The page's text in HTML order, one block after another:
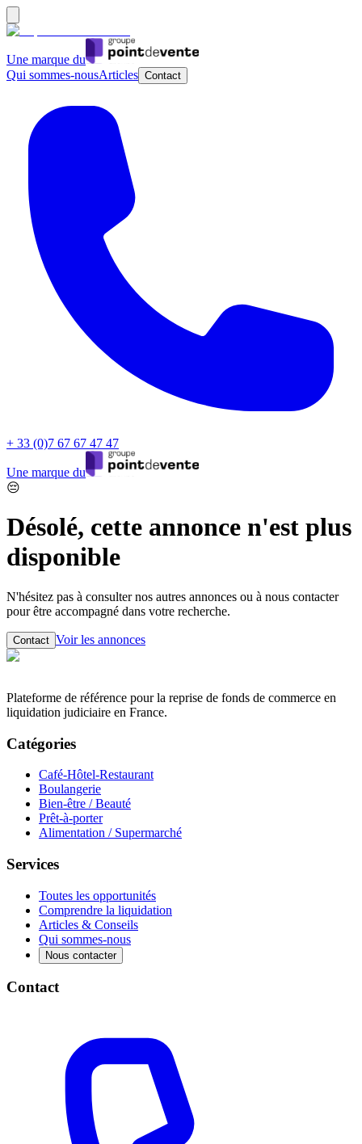
Une marque du
Qui sommes-nousArticles Contact
+ 33 (0)7 67 67 47 47
Une marque du
😔
Désolé, cette annonce n'est plus
disponible
N'hésitez pas à consulter nos autres annonces ou à nous contacter
pour être accompagné dans votre recherche.
Contact Voir les annonces
Plateforme de référence pour la reprise de fonds de commerce en
liquidation judiciaire en France.
Catégories
Café-Hôtel-Restaurant
Boulangerie
Bien-être / Beauté
Prêt-à-porter
Alimentation / Supermarché
Services
Toutes les opportunités
Comprendre la liquidation
Articles & Conseils
Qui sommes-nous
Nous contacter
Contact